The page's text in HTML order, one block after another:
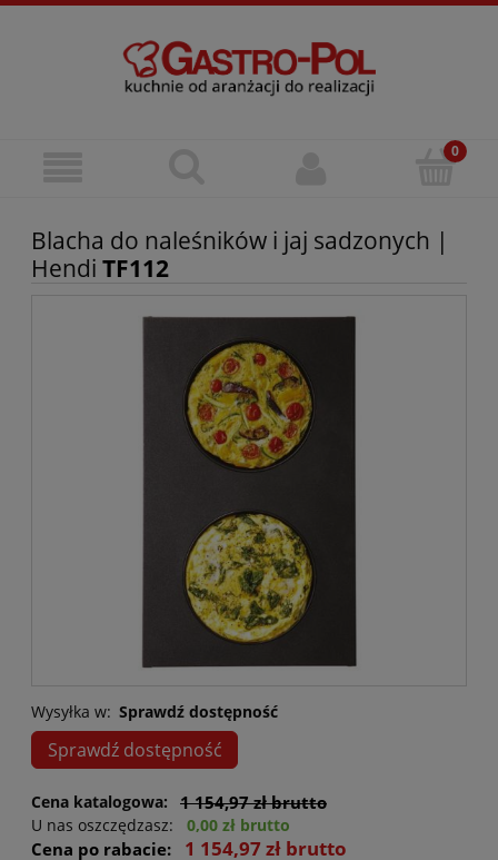
Blacha do naleśników i jaj sadzonych |
Hendi TF112
Wysyłka w: Sprawdź dostępność
Sprawdź dostępność
Cena katalogowa: 1 154,97 zł brutto
U nas oszczędzasz: 0,00 zł brutto
Cena po rabacie: 1 154,97 zł brutto